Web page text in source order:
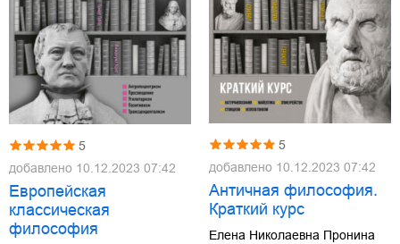
5
добавлено 10.12.2023 07:42
Европейская
классическая
философия
5
добавлено 10.12.2023 07:42
Античная философия.
Краткий курс
Елена Николаевна Пронина